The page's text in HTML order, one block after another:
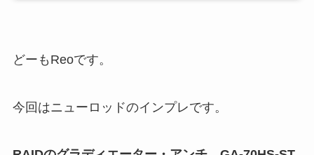
どーもReoです。
今回はニューロッドのインプレです。